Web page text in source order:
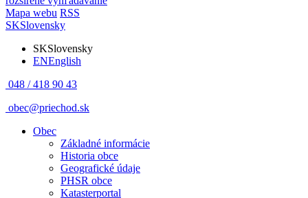
Mapa webu RSS
SKSlovensky
SKSlovensky
ENEnglish
048 / 418 90 43
obec@priechod.sk
Obec
Základné informácie
Historia obce
Geografické údaje
PHSR obce
Katasterportal